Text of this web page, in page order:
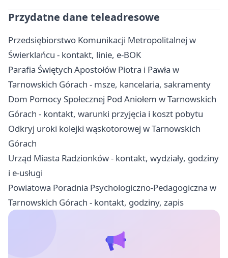
Przydatne dane teleadresowe
Przedsiębiorstwo Komunikacji Metropolitalnej w
Świerklańcu - kontakt, linie, e-BOK
Parafia Świętych Apostołów Piotra i Pawła w
Tarnowskich Górach - msze, kancelaria, sakramenty
Dom Pomocy Społecznej Pod Aniołem w Tarnowskich
Górach - kontakt, warunki przyjęcia i koszt pobytu
Odkryj uroki kolejki wąskotorowej w Tarnowskich
Górach
Urząd Miasta Radzionków - kontakt, wydziały, godziny
i e-usługi
Powiatowa Poradnia Psychologiczno-Pedagogiczna w
Tarnowskich Górach - kontakt, godziny, zapis